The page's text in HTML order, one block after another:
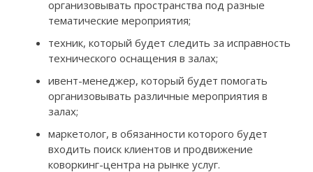
организовывать пространства под разные
тематические мероприятия;
техник, который будет следить за исправность
технического оснащения в залах;
ивент-менеджер, который будет помогать
организовывать различные мероприятия в
залах;
маркетолог, в обязанности которого будет
входить поиск клиентов и продвижение
коворкинг-центра на рынке услуг.